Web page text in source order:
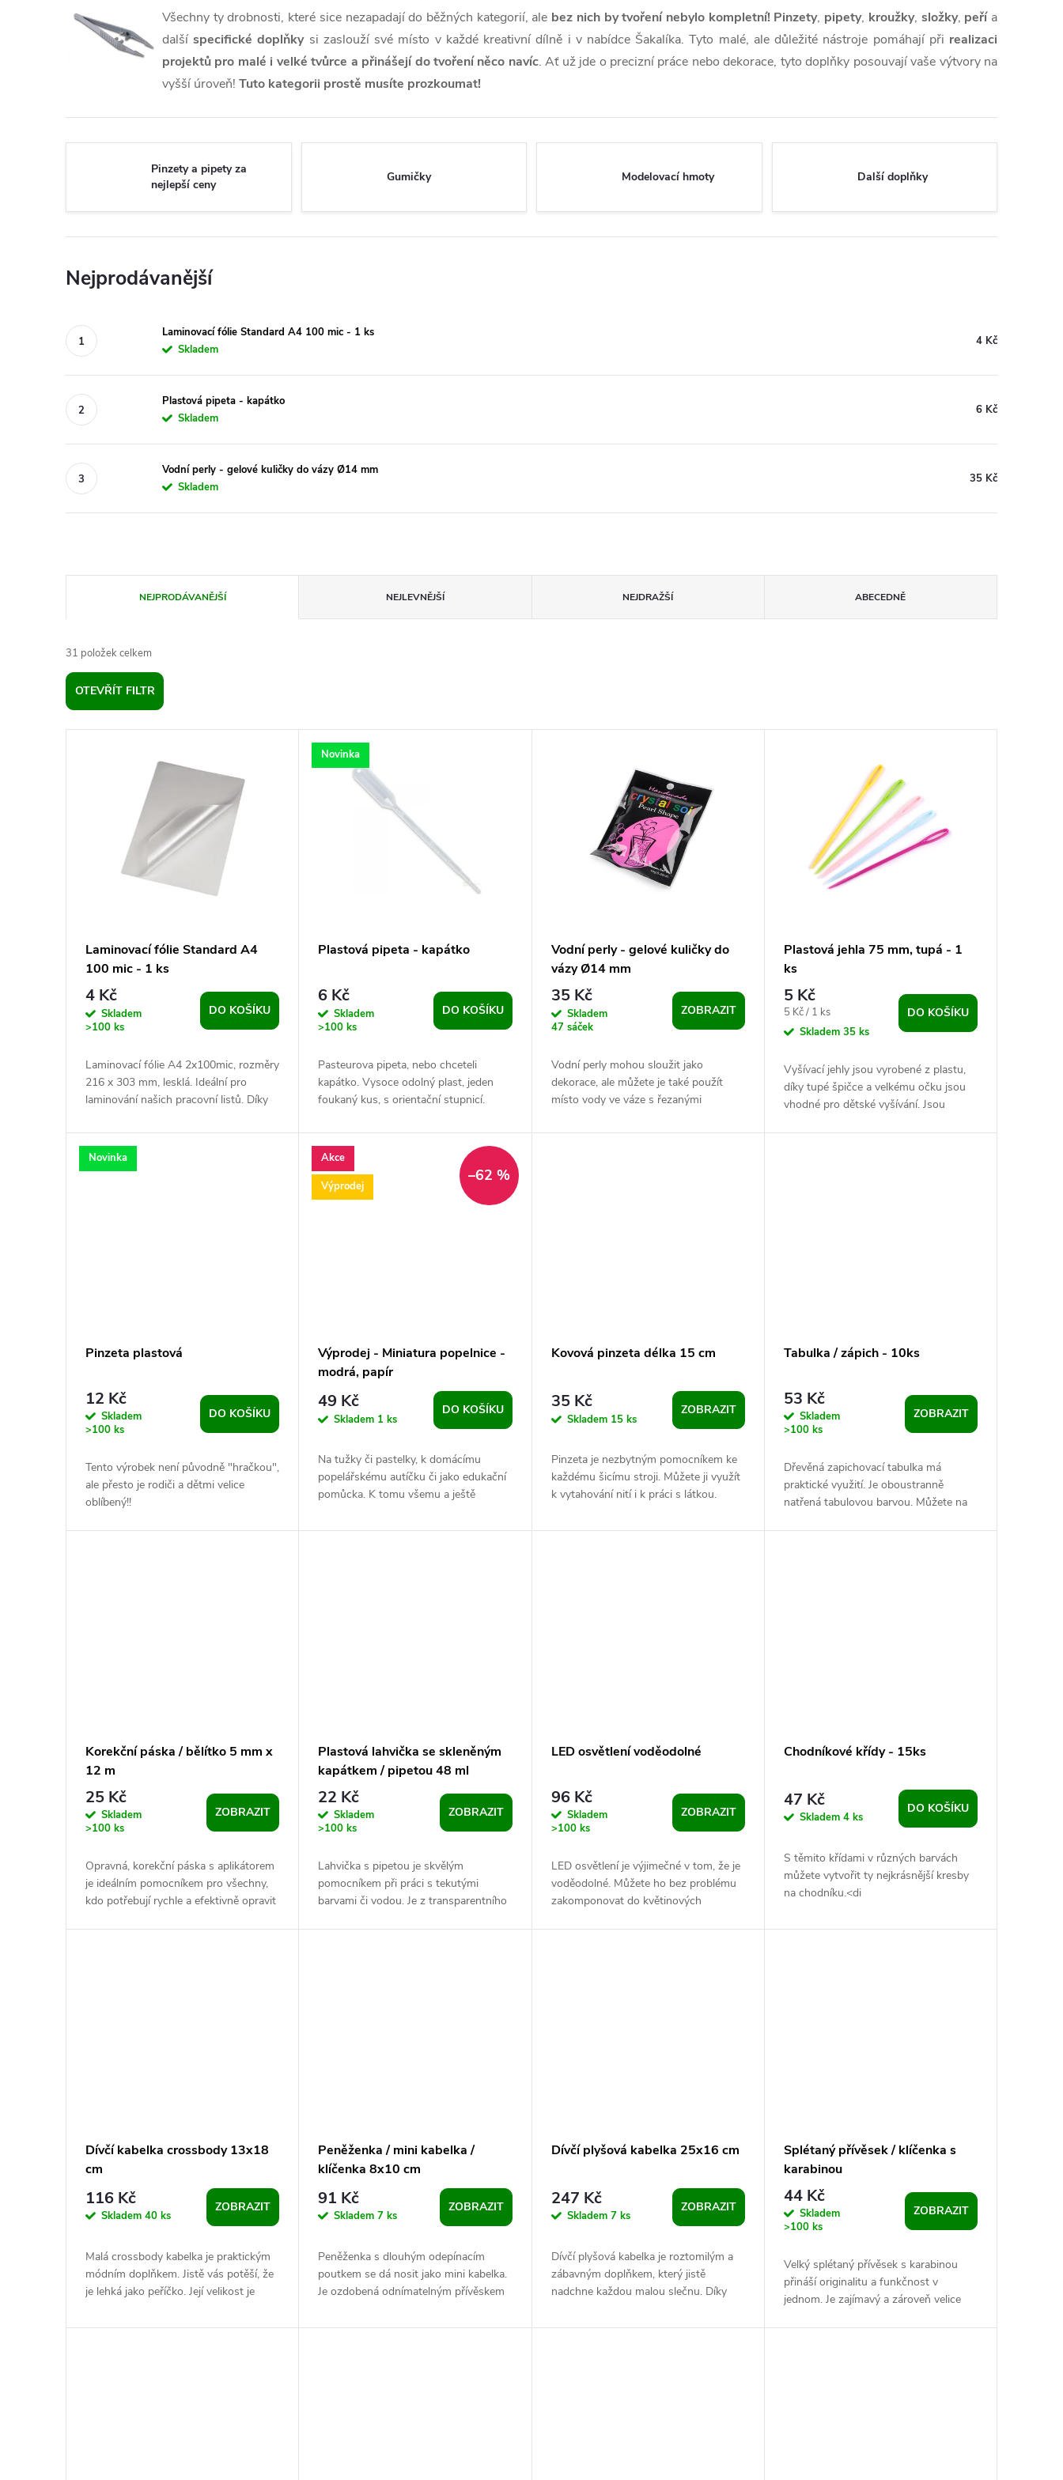
Všechny ty drobnosti, které sice nezapadají do běžných kategorií, ale bez nich by tvoření nebylo kompletní! Pinzety, pipety, kroužky, složky, peřía
dalšíspecifické doplňkysi zaslouží své místo v každé kreativní dílně i v nabídce Šakalíka. Tyto malé, ale důležité nástroje pomáhají při realizaci
projektů pro malé i velké tvůrce a přinášejí do tvoření něco navíc. Ať už jde o precizní práce nebo dekorace, tyto doplňky posouvají vaše výtvory na
vyšší úroveň! Tuto kategorii prostě musíte prozkoumat!
Pinzety a pipety za
nejlepší ceny
Gumičky Modelovací hmoty Další doplňky
Nejprodávanější
Laminovací fólie Standard A4 100 mic - 1 ks
Skladem
4 Kč
Plastová pipeta - kapátko
Skladem
6 Kč
Vodní perly - gelové kuličky do vázy Ø14 mm
Skladem
35 Kč
a
z
e
NEJPRODÁVANĚJŠÍ NEJLEVNĚJŠÍ NEJDRAŽŠÍ ABECEDNĚ
31 položek celkem
OTEVŘÍT FILTR
k
Laminovací fólie Standard A4
100 mic - 1 ks
4 Kč
Skladem
>100 ks
DO KOŠÍKU
Laminovací fólie A4 2x100mic, rozměry
216 x 303 mm, lesklá. Ideální pro
laminování našich pracovní listů. Díky
Novinka
Plastová pipeta - kapátko
6 Kč
Skladem
>100 ks
DO KOŠÍKU
Pasteurova pipeta, nebo chceteli
kapátko. Vysoce odolný plast, jeden
foukaný kus, s orientační stupnicí.
Po...
Vodní perly - gelové kuličky do
vázy Ø14 mm
35 Kč
Skladem
47 sáček
ZOBRAZIT
Vodní perly mohou sloužit jako
dekorace, ale můžete je také použít
místo vody ve váze s řezanými
dobu až 2...
Plastová jehla 75 mm, tupá - 1
ks
5 Kč
Měrná
cena:
5 Kč / 1 ks
Skladem 35 ks
DO KOŠÍKU
Vyšívací jehly jsou vyrobené z plastu,
díky tupé špičce a velkému očku jsou
vhodné pro dětské vyšívání. Jsou
Novinka
Pinzeta plastová
12 Kč
Skladem
>100 ks
DO KOŠÍKU
Tento výrobek není původně "hračkou",
ale přesto je rodiči a dětmi velice
oblíbený!!
Akce
Výprodej
–62 %
Výprodej - Miniatura popelnice -
modrá, papír
49 Kč
Skladem 1 ks
DO KOŠÍKU
Na tužky či pastelky, k domácímu
popelářskému autíčku či jako edukační
pomůcka. K tomu všemu a ještě
popelničku,...
Kovová pinzeta délka 15 cm
35 Kč
Skladem 15 ks
ZOBRAZIT
Pinzeta je nezbytným pomocníkem ke
každému šicímu stroji. Můžete ji využít
k vytahování nití i k práci s látkou.
Tabulka / zápich - 10ks
53 Kč
Skladem
>100 ks
ZOBRAZIT
Dřevěná zapichovací tabulka má
praktické využití. Je oboustranně
natřená tabulovou barvou. Můžete na
Korekční páska / bělítko 5 mm x
12 m
25 Kč
Skladem
>100 ks
ZOBRAZIT
Opravná, korekční páska s aplikátorem
je ideálním pomocníkem pro všechny,
kdo potřebují rychle a efektivně opravit
Plastová lahvička se skleněným
kapátkem / pipetou 48 ml
22 Kč
Skladem
>100 ks
ZOBRAZIT
Lahvička s pipetou je skvělým
pomocníkem při práci s tekutými
barvami či vodou. Je z transparentního
LED osvětlení voděodolné
96 Kč
Skladem
>100 ks
ZOBRAZIT
LED osvětlení je výjimečné v tom, že je
voděodolné. Můžete ho bez problému
zakomponovat do květinových
Chodníkové křídy - 15ks
47 Kč
Skladem 4 ks
DO KOŠÍKU
S těmito křídami v různých barvách
můžete vytvořit ty nejkrásnější kresby
na chodníku.<di
Dívčí kabelka crossbody 13x18
cm
116 Kč
Skladem 40 ks
ZOBRAZIT
Malá crossbody kabelka je praktickým
módním doplňkem. Jistě vás potěší, že
je lehká jako peříčko. Její velikost je
Peněženka / mini kabelka /
klíčenka 8x10 cm
91 Kč
Skladem7 ks
ZOBRAZIT
Peněženka s dlouhým odepínacím
poutkem se dá nosit jako mini kabelka.
Je ozdobená odnímatelným přívěskem
při...
Dívčí plyšová kabelka 25x16 cm
247 Kč
Skladem 7 ks
ZOBRAZIT
Dívčí plyšová kabelka je roztomilým a
zábavným doplňkem, který jistě
nadchne každou malou slečnu. Díky
dotek....
Splétaný přívěsek / klíčenka s
karabinou
44 Kč
Skladem
>100 ks
ZOBRAZIT
Velký splétaný přívěsek s karabinou
přináší originalitu a funkčnost v
jednom. Je zajímavý a zároveň velice